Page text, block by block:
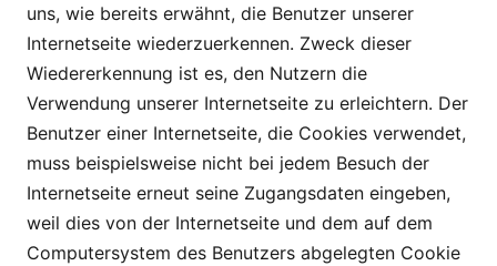
uns, wie bereits erwähnt, die Benutzer unserer
Internetseite wiederzuerkennen. Zweck dieser
Wiedererkennung ist es, den Nutzern die
Verwendung unserer Internetseite zu erleichtern. Der
Benutzer einer Internetseite, die Cookies verwendet,
muss beispielsweise nicht bei jedem Besuch der
Internetseite erneut seine Zugangsdaten eingeben,
weil dies von der Internetseite und dem auf dem
Computersystem des Benutzers abgelegten Cookie